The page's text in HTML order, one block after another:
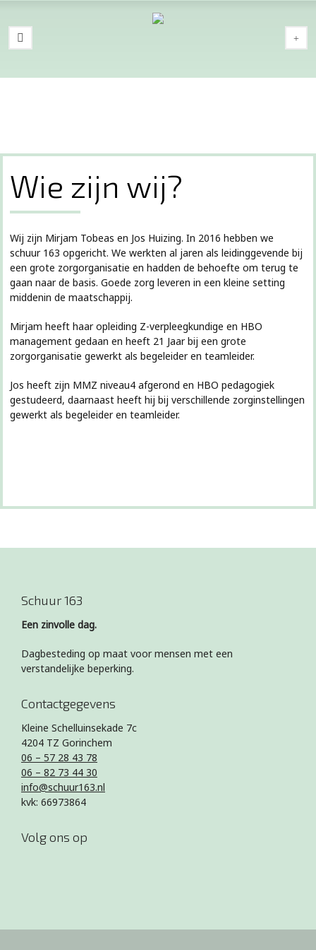
Wie zijn wij?
Wij zijn Mirjam Tobeas en Jos Huizing. In 2016 hebben we
schuur 163 opgericht. We werkten al jaren als leidinggevende bij
een grote zorgorganisatie en hadden de behoefte om terug te
gaan naar de basis. Goede zorg leveren in een kleine setting
middenin de maatschappij.
Mirjam heeft haar opleiding Z-verpleegkundige en HBO
management gedaan en heeft 21 Jaar bij een grote
zorgorganisatie gewerkt als begeleider en teamleider.
Jos heeft zijn MMZ niveau4 afgerond en HBO pedagogiek
gestudeerd, daarnaast heeft hij bij verschillende zorginstellingen
gewerkt als begeleider en teamleider.
Schuur 163
Een zinvolle dag.
Dagbesteding op maat voor mensen met een
verstandelijke beperking.
Contactgegevens
Kleine Schelluinsekade 7c
4204 TZ Gorinchem
06 – 57 28 43 78
06 – 82 73 44 30
info@schuur163.nl
kvk: 66973864
Volg ons op